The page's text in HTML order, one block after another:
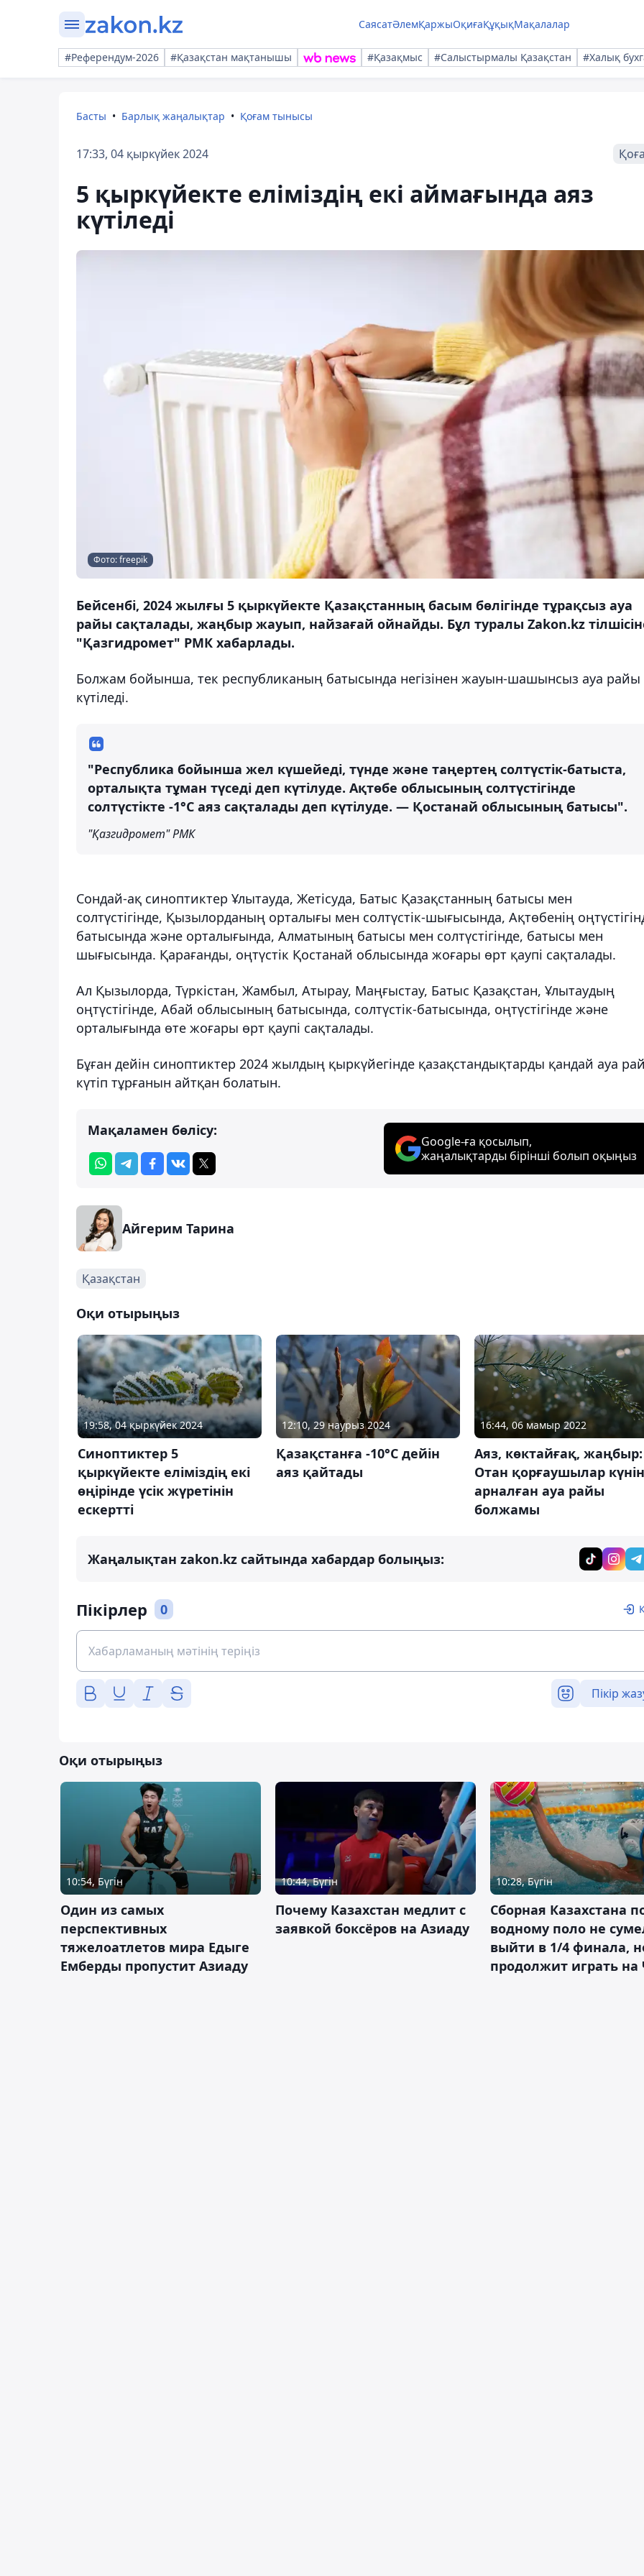
СаясатӘлемҚаржыОқиғаҚұқықМақалалар
#Референдум-2026 #Қазақстан мақтанышы #Қазақмыс #Салыстырмалы Қазақстан #Халық
Басты Барлық жаңалықтар Қоғам тынысы
17:33, 04 қыркүйек 2024
5 қыркүйекте еліміздің екі аймағында аяз
күтіледі
Фото: freepik
Бейсенбі, 2024 жылғы 5 қыркүйекте Қазақстанның басым бөлігінде тұрақсыз ауа
райы сақталады, жаңбыр жауып, найзағай ойнайды. Бұл туралы Zakon.kz
"Қазгидромет" РМК хабарлады.
Болжам бойынша, тек республиканың батысында негізінен жауын-шашынсыз ауа райы
күтіледі.
"Республика бойынша жел күшейеді, түнде және таңертең солтүстік-батыста,
орталықта тұман түседі деп күтілуде. Ақтөбе облысының солтүстігінде
солтүстікте -1°C аяз сақталады деп күтілуде. — Қостанай облысының батысы".
"Қазгидромет" РМК
Сондай-ақ синоптиктер Ұлытауда, Жетісуда, Батыс Қазақстанның батысы мен
солтүстігінде, Қызылорданың орталығы мен солтүстік-шығысында, Ақтөбенің
батысында және орталығында, Алматының батысы мен солтүстігінде, батысы мен
шығысында. Қарағанды, оңтүстік Қостанай облысында жоғары өрт қаупі сақталады.
Ал Қызылорда, Түркістан, Жамбыл, Атырау, Маңғыстау, Батыс Қазақстан, Ұлытаудың
оңтүстігінде, Абай облысының батысында, солтүстік-батысында, оңтүстігінде және
орталығында өте жоғары өрт қаупі сақталады.
Бұған дейін синоптиктер 2024 жылдың қыркүйегінде қазақстандықтарды қандай ауа
күтіп тұрғанын айтқан болатын.
Мақаламен бөлісу:
Google-ға қосылып,
жаңалықтарды бірінші болып оқыңыз
Айгерим Тарина
Қазақстан
Оқи отырыңыз
19:58, 04 қыркүйек 2024
Синоптиктер 5
қыркүйекте еліміздің екі
өңірінде үсік жүретінін
ескертті
12:10, 29 наурыз 2024
Қазақстанға -10°С дейін
аяз қайтады
16:44, 06 мамыр 2022
Аяз, көктайғақ, жаңбыр:
Отан қорғаушылар
арналған ауа райы
болжамы
Жаңалықтан zakon.kz сайтында хабардар болыңыз:
Пікірлер 0
Пікір
Оқи отырыңыз
10:54, Бүгін
Один из самых
перспективных
тяжелоатлетов мира Едыге
Емберды пропустит Азиаду
10:44, Бүгін
Почему Казахстан медлит с
заявкой боксёров на Азиаду
10:28, Бүгін
Сборная Казахстана
водному поло не
выйти в 1/4 финала,
продолжит играть